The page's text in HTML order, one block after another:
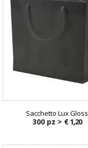
Sacchetto Lux Gloss
300 pz > € 1,20